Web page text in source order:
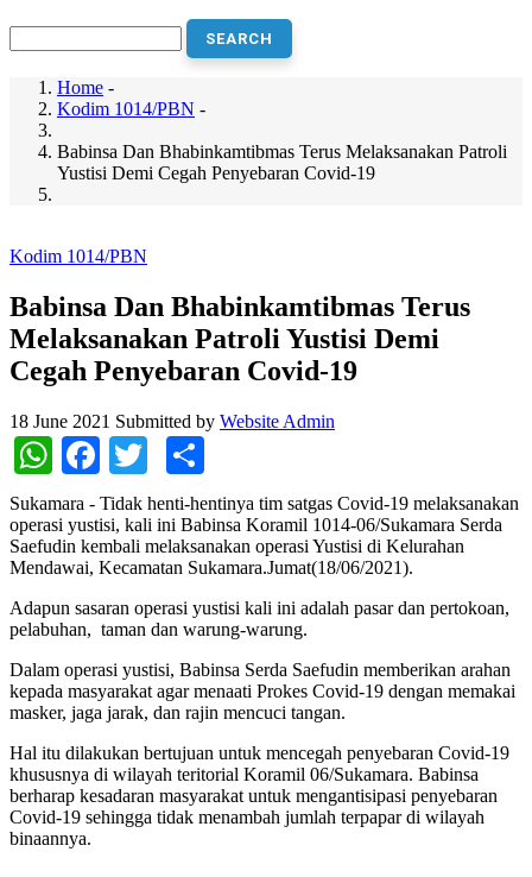
Breadcrumb
Home -
Kodim 1014/PBN -
Babinsa Dan Bhabinkamtibmas Terus Melaksanakan Patroli
Yustisi Demi Cegah Penyebaran Covid-19
Kodim 1014/PBN
Babinsa Dan Bhabinkamtibmas Terus
Melaksanakan Patroli Yustisi Demi
Cegah Penyebaran Covid-19
18 June 2021 Submitted by Website Admin
WhatsApp
Facebook
Twitter
Sukamara - Tidak henti-hentinya tim satgas Covid-19 melaksanakan
operasi yustisi, kali ini Babinsa Koramil 1014-06/Sukamara Serda
Saefudin kembali melaksanakan operasi Yustisi di Kelurahan
Mendawai, Kecamatan Sukamara.Jumat(18/06/2021).
Adapun sasaran operasi yustisi kali ini adalah pasar dan pertokoan,
pelabuhan, taman dan warung-warung.
Dalam operasi yustisi, Babinsa Serda Saefudin memberikan arahan
kepada masyarakat agar menaati Prokes Covid-19 dengan memakai
masker, jaga jarak, dan rajin mencuci tangan.
Hal itu dilakukan bertujuan untuk mencegah penyebaran Covid-19
khususnya di wilayah teritorial Koramil 06/Sukamara. Babinsa
berharap kesadaran masyarakat untuk mengantisipasi penyebaran
Covid-19 sehingga tidak menambah jumlah terpapar di wilayah
binaannya.